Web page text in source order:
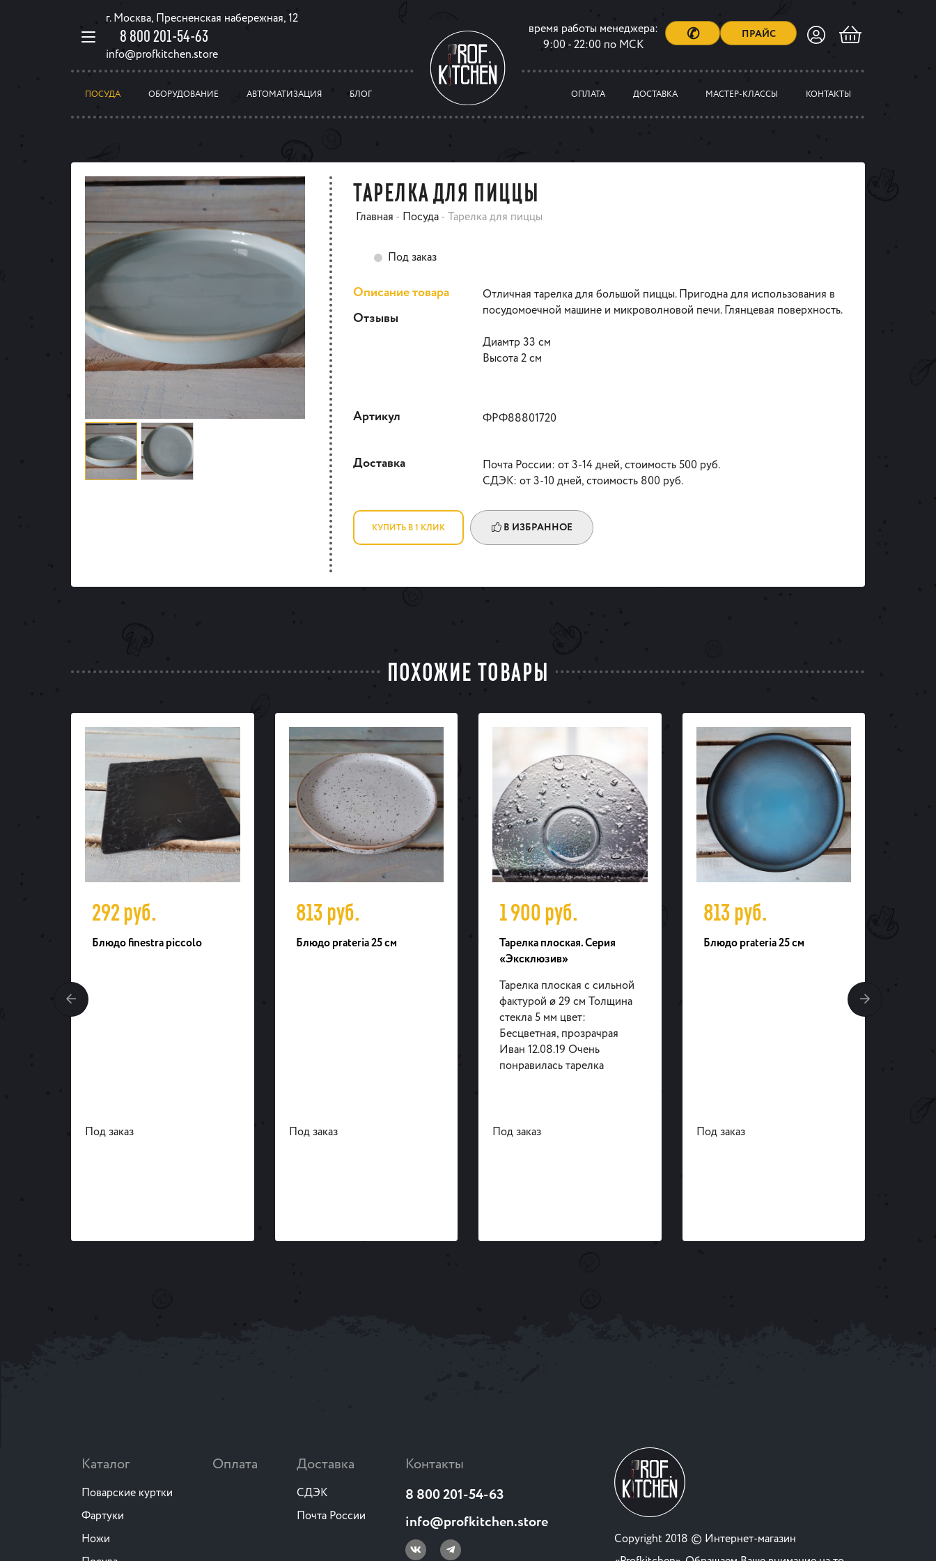
г. Москва, Пресненская набережная, 12
8 800 201-54-63
info@profkitchen.store
время работы менеджера:
9:00 - 22:00 по МСК
✆ ПРАЙС
ПОСУДА ОБОРУДОВАНИЕ АВТОМАТИЗАЦИЯ БЛОГ ОПЛАТА ДОСТАВКА МАСТЕР-КЛАССЫ КОНТАКТЫ
ТАРЕЛКА ДЛЯ ПИЦЦЫ
Главная - Посуда- Тарелка для пиццы
Под заказ
Описание товара
Отзывы
Отличная тарелка для большой пиццы. Пригодна для использования в
посудомоечной машине и микроволновой печи. Глянцевая поверхность.
Диамтр 33 см
Высота 2 см
Артикул ФРФ88801720
Доставка
Почта России: от 3-14 дней, стоимость 500 руб.
СДЭК: от 3-10 дней, стоимость 800 руб.
КУПИТЬ В 1 КЛИК В ИЗБРАННОЕ
ПОХОЖИЕ ТОВАРЫ
292руб.
Блюдо finestra piccolo
Под заказ
813руб.
Блюдо prateria 25 см
Под заказ
1 900руб.
Тарелка плоская. Серия
«Эксклюзив»
Тарелка плоская с сильной
фактурой ø 29 см Толщина
стекла 5 мм цвет:
Бесцветная, прозрачрая
Иван 12.08.19 Очень
понравилась тарелка
Под заказ
813руб.
Блюдо prateria 25 см
Под заказ
Каталог
Поварские куртки
Фартуки
Ножи
Оплата Доставка
СДЭК
Почта России
Контакты
8 800 201-54-63
info@profkitchen.store
Copyright 2018 © Интернет-магазин